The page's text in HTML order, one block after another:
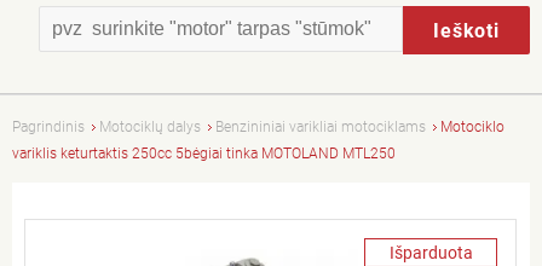
Ieškoti
Pagrindinis Motociklų dalys Benzininiai varikliai motociklams
Motociklo
variklis keturtaktis 250cc 5bėgiai tinka MOTOLAND MTL250
Išparduota